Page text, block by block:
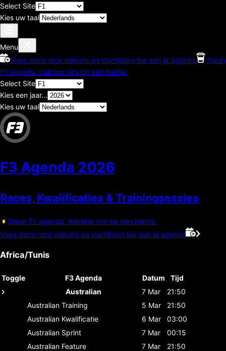
Select Site
Kies uw taal
Menu
Voeg deze race datums en starttijden toe aan je agenda
Steun
F1 agenda, trakteer ons op een biertje.
Select Site
Kies een jaar...
Kies uw taal
F3 Agenda 2026
Races, Kwalificaties & Trainingsessies
Steun F1 agenda, trakteer ons op een biertje.
Voeg deze race datums en starttijden toe aan je agenda
Africa/Tunis
Toggle F3 Agenda Datum
Tijd
Australian
7 Mar
21:50
Australian Training 5 Mar
21:50
Australian Kwalificatie 6 Mar
03:00
Australian Sprint 7 Mar
00:15
Australian Feature 7 Mar
21:50